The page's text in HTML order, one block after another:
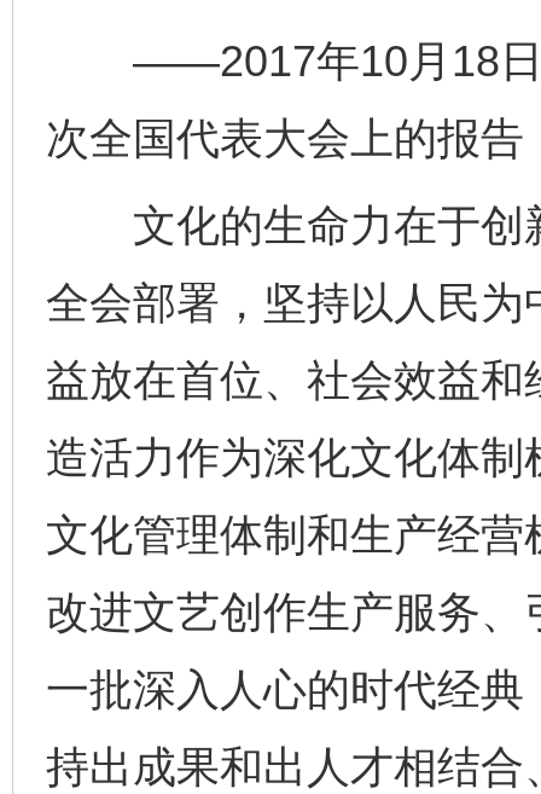
——2017年10月18日
次全国代表大会上的报告
文化的生命力在于创
全会部署，坚持以人民
益放在首位、社会效益
造活力作为深化文化体
文化管理体制和生产经
改进文艺创作生产服务
一批深入人心的时代经
持出成果和出人才相结